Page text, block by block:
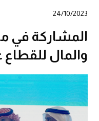
24/10/2023
المشاركة في
والمال للقطاع